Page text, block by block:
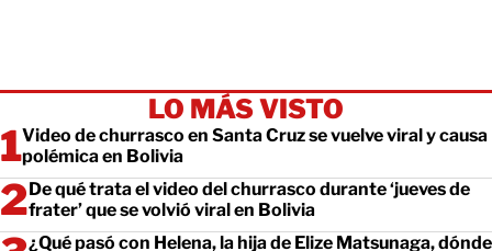
LO MÁS VISTO
Video de churrasco en Santa Cruz se vuelve viral y causa
polémica en Bolivia
De qué trata el video del churrasco durante ‘jueves de
frater’ que se volvió viral en Bolivia
¿Qué pasó con Helena, la hija de Elize Matsunaga, dónde